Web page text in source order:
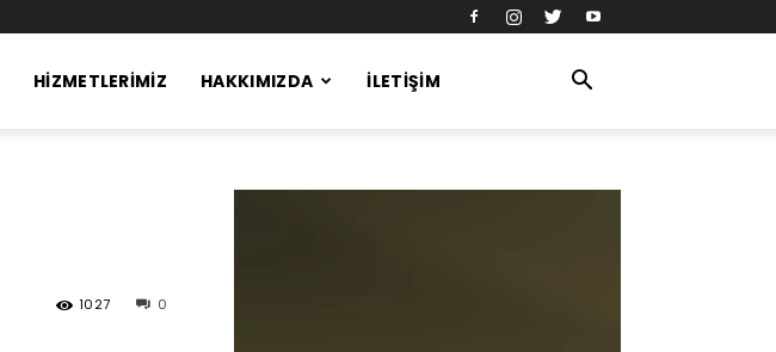
HIZMETLERIMIZ HAKKIMIZDA İLETIŞIM
0
1027